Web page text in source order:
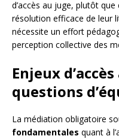
d’accès au juge, plutôt
résolution efficace de leur
nécessite un effort
perception collective des
Enjeux
questions
La médiation obligatoire
fondamentales quant à